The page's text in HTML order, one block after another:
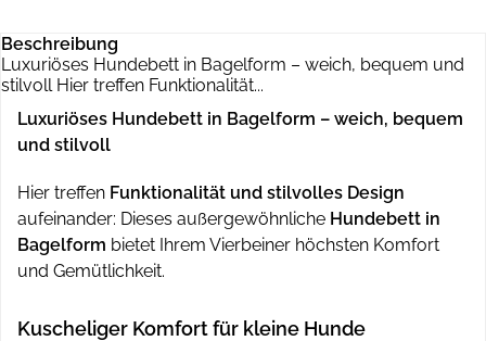
Beschreibung
Luxuriöses Hundebett in Bagelform – weich, bequem und
stilvoll Hier treffen Funktionalität...
Luxuriöses Hundebett in Bagelform – weich, bequem
und stilvoll
Hier treffen Funktionalität und stilvolles Design
aufeinander: Dieses außergewöhnliche Hundebett in
Bagelform bietet Ihrem Vierbeiner höchsten Komfort
und Gemütlichkeit.
Kuscheliger Komfort für kleine Hunde